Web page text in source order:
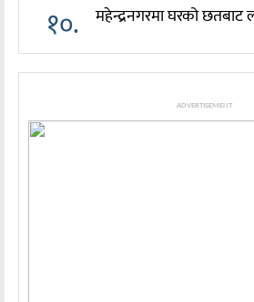
१०. महेन्द्रनगरमा घरको
ADVERTISEMENT